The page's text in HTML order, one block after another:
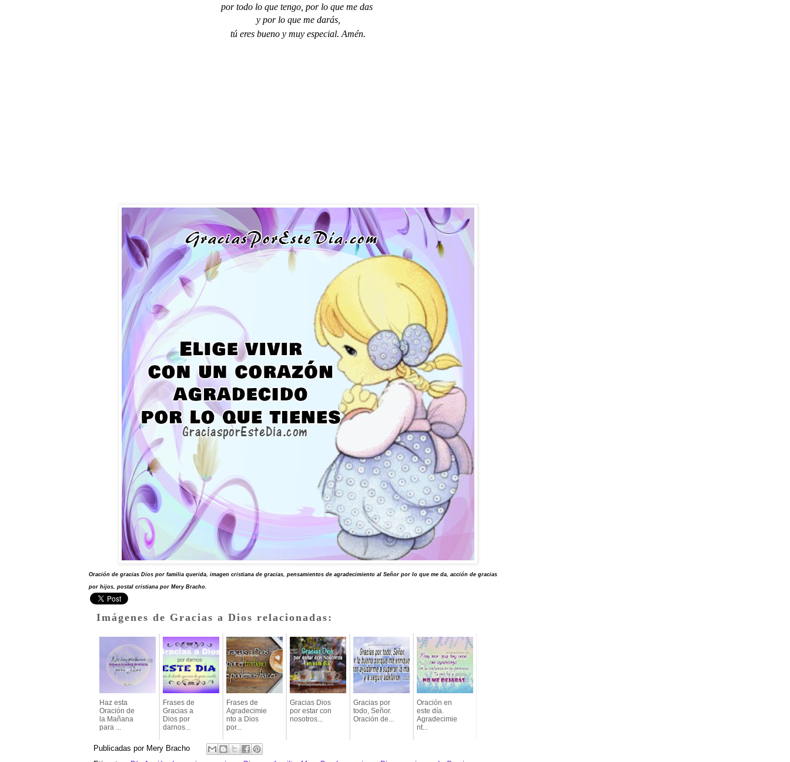
por todo lo que tengo, por lo que me das
y por lo que me darás,
tú eres bueno y muy especial. Amén.
Oración de gracias Dios por familia querida, imagen cristiana de gracias, pensamientos de agradecimiento al Señor por lo que me da, acción de gracias
por hijos, postal cristiana por Mery Bracho.
Imágenes de Gracias a Dios relacionadas:
Haz esta
Oración de
la Mañana
para ...
Frases de
Gracias a
Dios por
darnos...
Frases de
Agradecimie
nto a Dios
por...
Gracias Dios
por estar con
nosotros...
Gracias por
todo, Señor.
Oración de...
Oración en
este día.
Agradecimie
nt...
Publicadas por Mery Bracho